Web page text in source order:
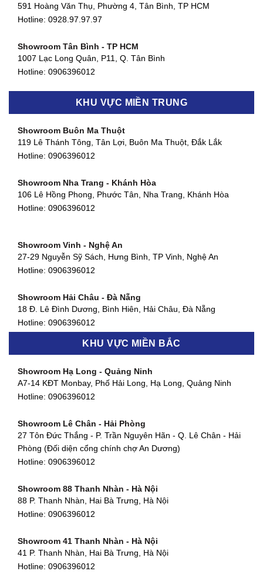
591 Hoàng Văn Thụ, Phường 4, Tân Bình, TP HCM
Hotline: 0928.97.97.97
Showroom Tân Bình - TP HCM
1007 Lạc Long Quân, P11, Q. Tân Bình
Hotline: 0906396012
Showroom Biên Hòa - Đồng Nai
Showroom Thuận An - Bình Dương
Showroom Quận 11 - TP. HCM
Showroom Quận 4 - TP. HCM
127 Khánh Hội, Phường 3, Quận 4,TP. HCM
Showroom Quận 7 - TP. HCM
877 Huỳnh Tấn Phát, Phú Thuận, Quận 7, TP HCM
Hotline:0906396012
580 Phan Văn Trị, Phường 7, Quận 5, TP HCM
Hotline:0906396012
90 Đ. Cộng Hòa, Phường 4, Tân Bình, TP HCM
Hotline:0906396012
KHU VỰC MIỀN TRUNG
Showroom Buôn Ma Thuột
119 Lê Thánh Tông, Tân Lợi, Buôn Ma Thuột, Đắk Lắk
Hotline: 0906396012
Showroom Nha Trang - Khánh Hòa
106 Lê Hồng Phong, Phước Tân, Nha Trang, Khánh Hòa
Hotline: 0906396012
Showroom Vinh - Nghệ An
27-29 Nguyễn Sỹ Sách, Hưng Bình, TP Vinh, Nghệ An
Hotline: 0906396012
Showroom Hải Châu - Đà Nẵng
18 Đ. Lê Đình Dương, Bình Hiên, Hải Châu, Đà Nẵng
Hotline: 0906396012
Showroom Thanh Khê - Đà Nẵng
Hotline:0906396012
Showroom Cẩm Lệ - Đà Nẵng
Hotline:0906396012
Showroom Huế
54 Hùng Vương, Phú Hội, Thành phố Huế, Thừa Thiên Huế
Showroom Hà Tĩnh
82 Quang Trung, Thạch Quý, Hà Tĩnh
Showroom Quy Nhơn - Bình Định
956 Trần Hưng Đạo, P, Thành phố Quy Nhơn, Bình Định
KHU VỰC MIỀN BẮC
Showroom Hạ Long - Quảng Ninh
A7-14 KĐT Monbay, Phố Hải Long, Hạ Long, Quảng Ninh
Hotline: 0906396012
Showroom Lê Chân - Hải Phòng
27 Tôn Đức Thắng - P. Trần Nguyên Hãn - Q. Lê Chân - Hải
Phòng (Đối diện cổng chính chợ An Dương)
Hotline: 0906396012
Showroom 88 Thanh Nhàn - Hà Nội
88 P. Thanh Nhàn, Hai Bà Trưng, Hà Nội
Hotline: 0906396012
Showroom 41 Thanh Nhàn - Hà Nội
41 P. Thanh Nhàn, Hai Bà Trưng, Hà Nội
Hotline: 0906396012